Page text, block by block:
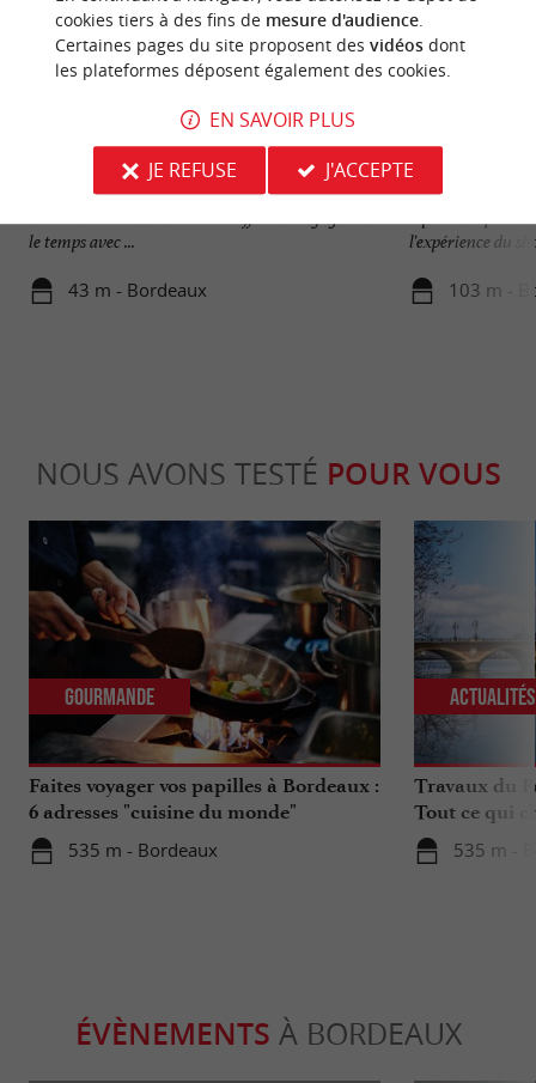
Galerie Bordelaise
Véritable passage secret de Bordeaux, il est situé
le temps avec ...
43 m - Bordeaux
Promenade
Découvrez la
l'expérience du
103 m -
NOUS AVONS TESTÉ POUR VOUS
Faites voyager vos papilles à Bordeaux :
6 adresses "cuisine du monde"
535 m - Bordeaux
Gourmande
Travaux du
Tout ce qui
535 m -
Actualités
ÉVÈNEMENTS À BORDEAUX
cookies tiers à des fins de mesure d'audience.
Certaines pages du site proposent des vidéosdont
les plateformes déposent également des cookies.
EN SAVOIR PLUS
JE REFUSE
J'ACCEPTE